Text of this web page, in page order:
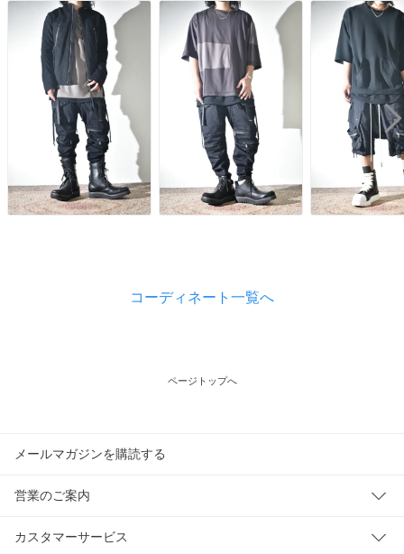
コーディネート一覧へ
ページトップへ
メールマガジンを購読する
営業のご案内
カスタマーサービス